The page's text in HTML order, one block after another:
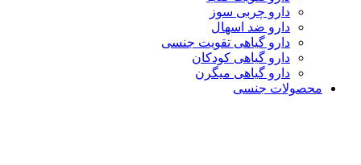
دارو چربی سوز
دارو ضد اسهال
دارو گیاهی تقویت جنسی
دارو گیاهی کودکان
دارو گیاهی میگرن
محصولات جنسی